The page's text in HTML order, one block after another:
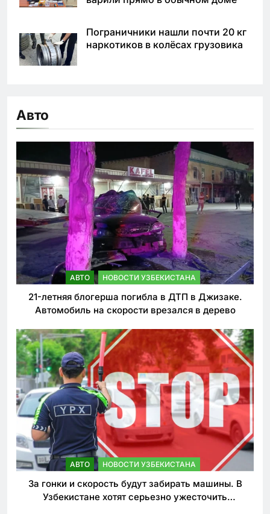
Пограничники нашли почти 20 кг
наркотиков в колёсах грузовика
Авто
АВТО НОВОСТИ УЗБЕКИСТАНА
21-летняя блогерша погибла в ДТП в Джизаке.
Автомобиль на скорости врезался в дерево
АВТО НОВОСТИ УЗБЕКИСТАНА
За гонки и скорость будут забирать машины. В
Узбекистане хотят серьезно ужесточить